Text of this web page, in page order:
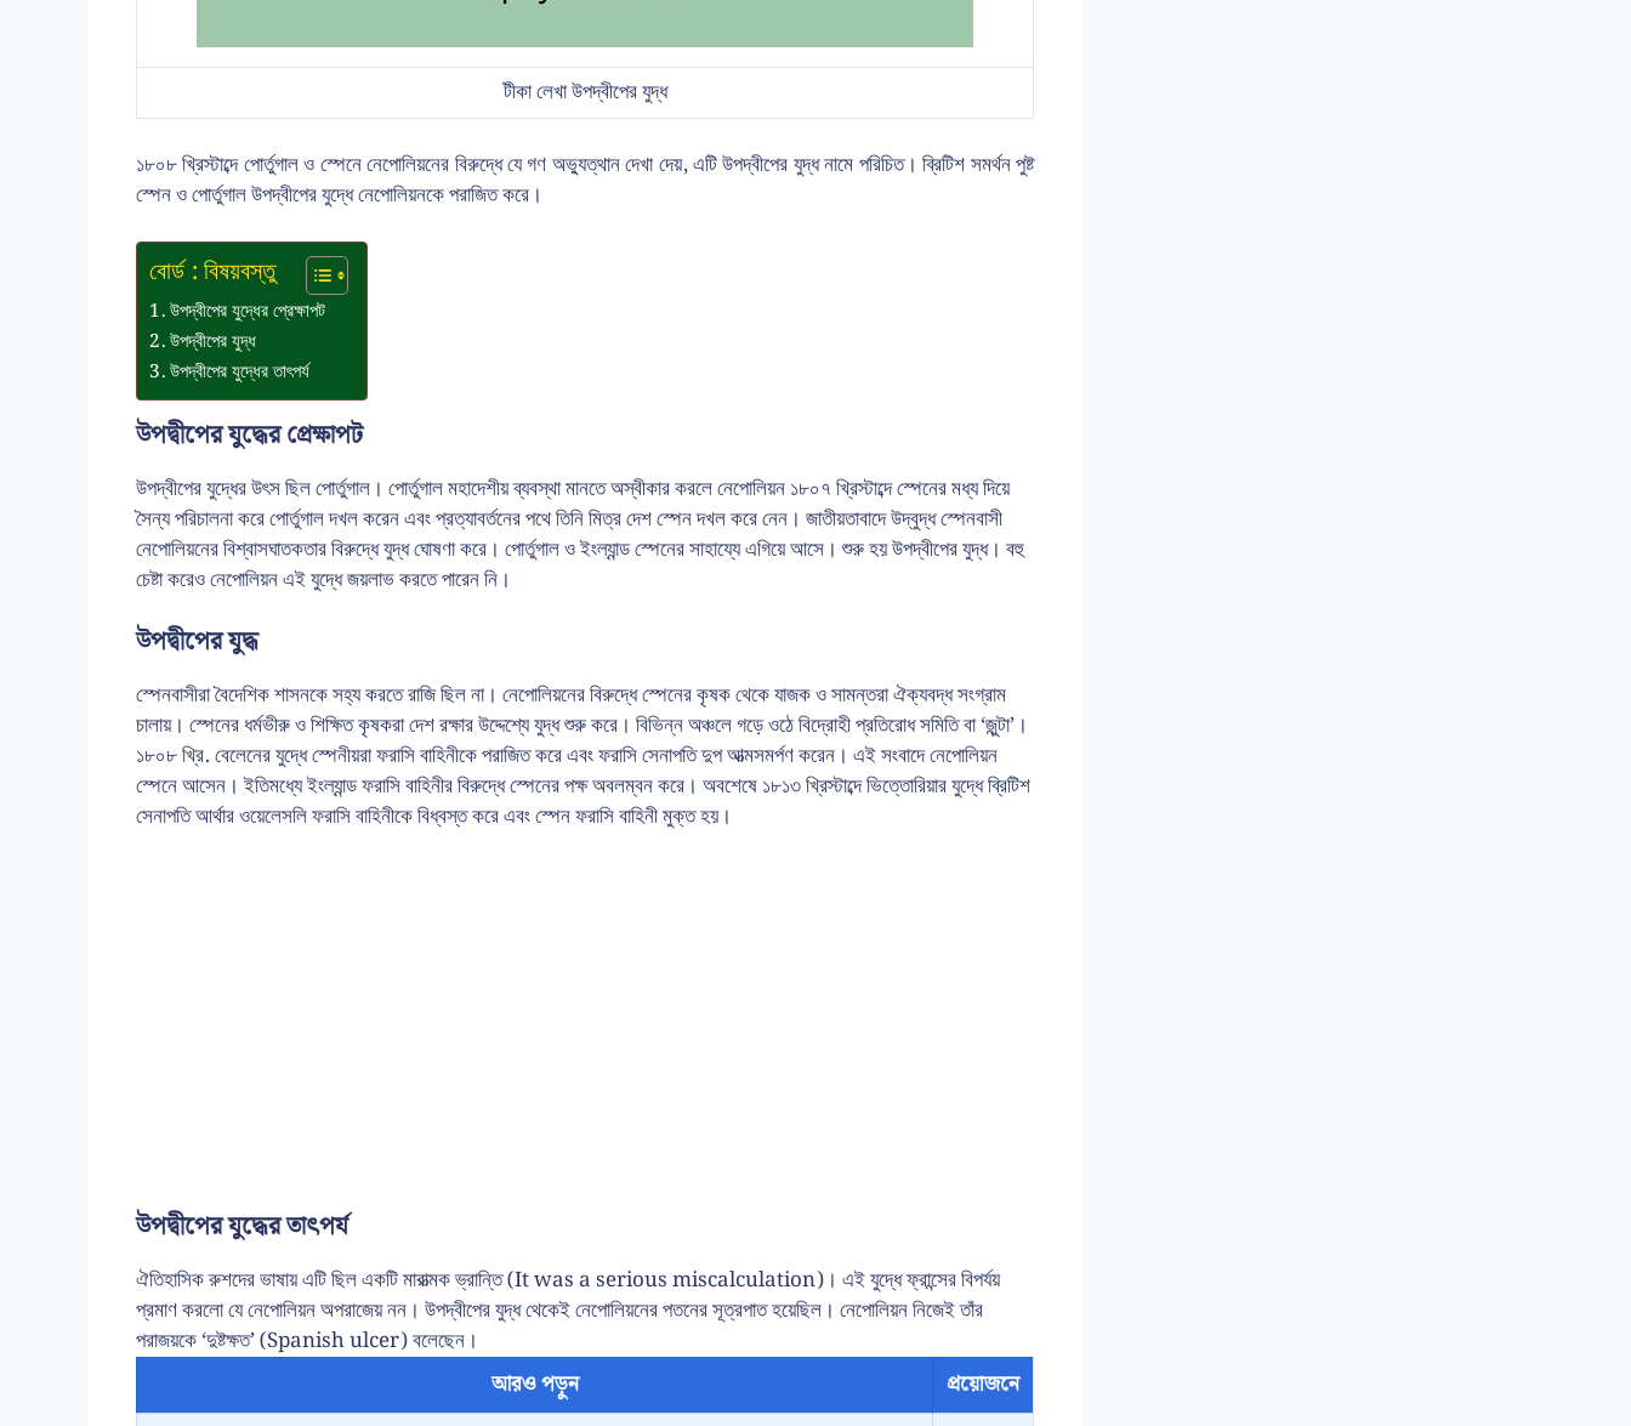
টীকা লেখা উপদ্বীপের যুদ্ধ
১৮০৮ খ্রিস্টাব্দে পোর্তুগাল ও স্পেনে নেপোলিয়নের বিরুদ্ধে যে গণ অভ্যুত্থান দেখা দেয়, এটি উপদ্বীপের যুদ্ধ নামে পরিচিত। ব্রিটিশ সমর্থন পুষ্ট
স্পেন ও পোর্তুগাল উপদ্বীপের যুদ্ধে নেপোলিয়নকে পরাজিত করে।
বোর্ড : বিষয়বস্তু
উপদ্বীপের যুদ্ধের প্রেক্ষাপট
উপদ্বীপের যুদ্ধ
উপদ্বীপের যুদ্ধের তাৎপর্য
উপদ্বীপের যুদ্ধের প্রেক্ষাপট
উপদ্বীপের যুদ্ধের উৎস ছিল পোর্তুগাল। পোর্তুগাল মহাদেশীয় ব্যবস্থা মানতে অস্বীকার করলে নেপোলিয়ন ১৮০৭ খ্রিস্টাব্দে স্পেনের মধ্য দিয়ে
সৈন্য পরিচালনা করে পোর্তুগাল দখল করেন এবং প্রত্যাবর্তনের পথে তিনি মিত্র দেশ স্পেন দখল করে নেন। জাতীয়তাবাদে উদ্বুদ্ধ স্পেনবাসী
নেপোলিয়নের বিশ্বাসঘাতকতার বিরুদ্ধে যুদ্ধ ঘোষণা করে। পোর্তুগাল ও ইংল্যান্ড স্পেনের সাহায্যে এগিয়ে আসে। শুরু হয় উপদ্বীপের যুদ্ধ। বহু
চেষ্টা করেও নেপোলিয়ন এই যুদ্ধে জয়লাভ করতে পারেন নি।
উপদ্বীপের যুদ্ধ
স্পেনবাসীরা বৈদেশিক শাসনকে সহ্য করতে রাজি ছিল না। নেপোলিয়নের বিরুদ্ধে স্পেনের কৃষক থেকে যাজক ও সামন্তরা ঐক্যবদ্ধ সংগ্রাম
চালায়। স্পেনের ধর্মভীরু ও শিক্ষিত কৃষকরা দেশ রক্ষার উদ্দেশ্যে যুদ্ধ শুরু করে। বিভিন্ন অঞ্চলে গড়ে ওঠে বিদ্রোহী প্রতিরোধ সমিতি বা ‘জুন্টা’।
১৮০৮ খ্রি. বেলেনের যুদ্ধে স্পেনীয়রা ফরাসি বাহিনীকে পরাজিত করে এবং ফরাসি সেনাপতি দুপ আত্মসমর্পণ করেন। এই সংবাদে নেপোলিয়ন
স্পেনে আসেন। ইতিমধ্যে ইংল্যান্ড ফরাসি বাহিনীর বিরুদ্ধে স্পেনের পক্ষ অবলম্বন করে। অবশেষে ১৮১৩ খ্রিস্টাব্দে ভিত্তোরিয়ার যুদ্ধে ব্রিটিশ
সেনাপতি আর্থার ওয়েলেসলি ফরাসি বাহিনীকে বিধ্বস্ত করে এবং স্পেন ফরাসি বাহিনী মুক্ত হয়।
উপদ্বীপের যুদ্ধের তাৎপর্য
ঐতিহাসিক রুশদের ভাষায় এটি ছিল একটি মারাত্মক ভ্রান্তি (It was a serious miscalculation)। এই যুদ্ধে ফ্রান্সের বিপর্যয়
প্রমাণ করলো যে নেপোলিয়ন অপরাজেয় নন। উপদ্বীপের যুদ্ধ থেকেই নেপোলিয়নের পতনের সূত্রপাত হয়েছিল। নেপোলিয়ন নিজেই তাঁর
পরাজয়কে ‘দুষ্টক্ষত’ (Spanish ulcer) বলেছেন।
আরও পড়ুন
প্রয়োজনে